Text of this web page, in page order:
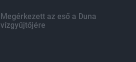
Megérkezett az eső a Duna
vízgyűjtőjére